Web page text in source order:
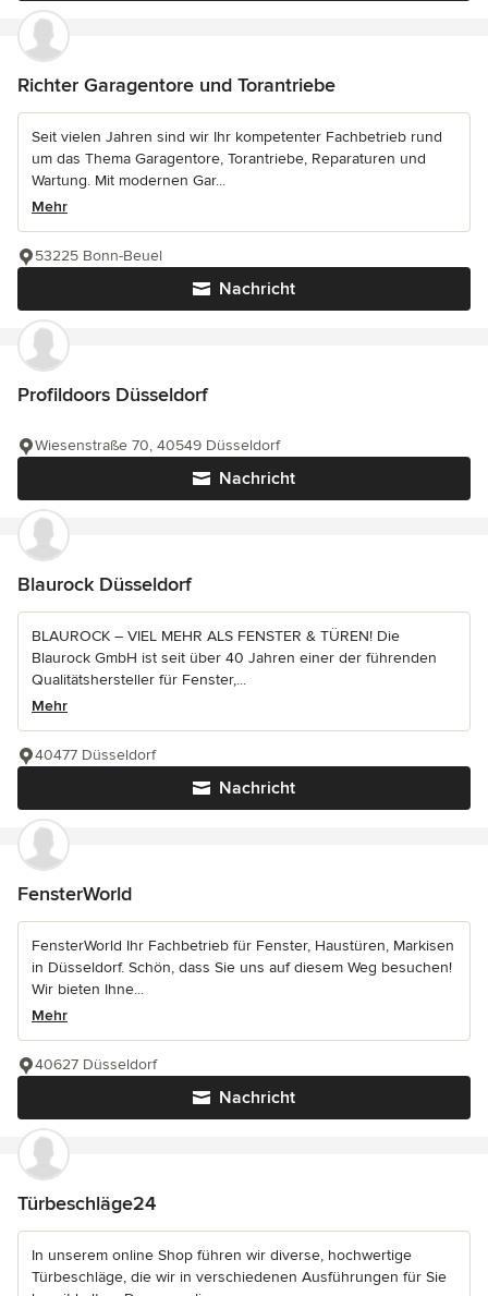
Richter Garagentore und Torantriebe
Seit vielen Jahren sind wir Ihr kompetenter Fachbetrieb rund
um das Thema Garagentore, Torantriebe, Reparaturen und
Wartung. Mit modernen Gar...
Mehr
Nachricht
53225 Bonn-Beuel
Profildoors Düsseldorf
Nachricht
Wiesenstraße 70, 40549 Düsseldorf
Blaurock Düsseldorf
BLAUROCK – VIEL MEHR ALS FENSTER & TÜREN! Die
Blaurock GmbH ist seit über 40 Jahren einer der führenden
Qualitätshersteller für Fenster,...
Mehr
Nachricht
40477 Düsseldorf
FensterWorld
FensterWorld Ihr Fachbetrieb für Fenster, Haustüren, Markisen
in Düsseldorf. Schön, dass Sie uns auf diesem Weg besuchen!
Wir bieten Ihne...
Mehr
Nachricht
40627 Düsseldorf
Türbeschläge24
In unserem online Shop führen wir diverse, hochwertige
Türbeschläge, die wir in verschiedenen Ausführungen für Sie